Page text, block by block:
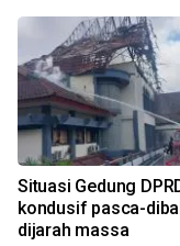
Situasi Gedung
kondusif pasca-
dijarah massa